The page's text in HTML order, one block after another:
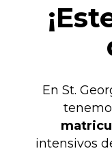
En St.
intensivos